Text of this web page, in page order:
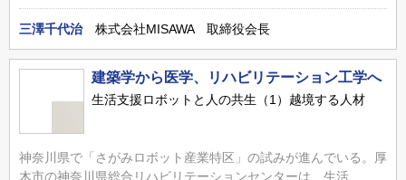
三澤千代治 株式会社MISAWA 取締役会長
建築学から医学、リハビリテーション工学へ
生活支援ロボットと人の共生（1）越境する人材
神奈川県で「さがみロボット産業特区」の試みが進んでいる。厚
木市の神奈川県総合リハビリテーションセンターは、生活...